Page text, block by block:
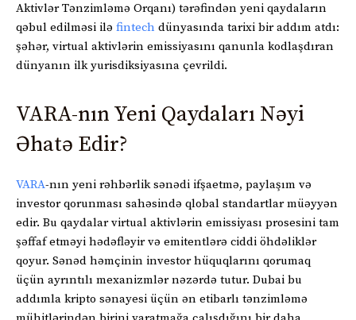
Aktivlər Tənzimləmə Orqanı) tərəfindən yeni qaydaların
qəbul edilməsi ilə fintech dünyasında tarixi bir addım atdı:
şəhər, virtual aktivlərin emissiyasını qanunla kodlaşdıran
dünyanın ilk yurisdiksiyasına çevrildi.
VARA-nın Yeni Qaydaları Nəyi
Əhatə Edir?
VARA-nın yeni rəhbərlik sənədi ifşaetmə, paylaşım və
investor qorunması sahəsində qlobal standartlar müəyyən
edir. Bu qaydalar virtual aktivlərin emissiyası prosesini tam
şəffaf etməyi hədəfləyir və emitentlərə ciddi öhdəliklər
qoyur. Sənəd həmçinin investor hüquqlarını qorumaq
üçün ayrıntılı mexanizmlər nəzərdə tutur. Dubai bu
addımla kripto sənayesi üçün ən etibarlı tənzimləmə